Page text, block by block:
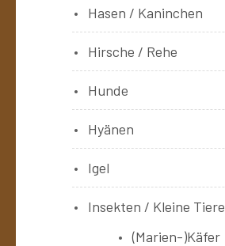
Hasen / Kaninchen
Hirsche / Rehe
Hunde
Hyänen
Igel
Insekten / Kleine Tiere
(Marien-)Käfer